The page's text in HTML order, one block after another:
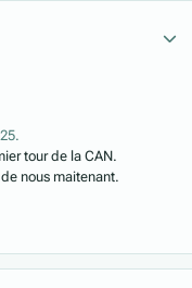
tour de la CAN.
nous maitenant.